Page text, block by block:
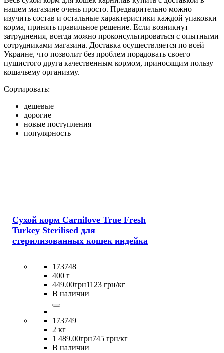
нашем магазине очень просто. Предварительно можно
изучить состав и остальные характеристики каждой упаковки
корма, принять правильное решение. Если возникнут
затруднения, всегда можно проконсультироваться с опытными
сотрудниками магазина. Доставка осуществляется по всей
Украине, что позволит без проблем порадовать своего
пушистого друга качественным кормом, приносящим пользу
кошачьему организму.
Сортировать:
дешевые
дорогие
новые поступления
популярность
Сухой корм Carnilove True Fresh
Turkey Sterilised для
стерилизованных кошек индейка
173748
400 г
449.00грн1123 грн/кг
В наличии
173749
2 кг
1 489.00грн745 грн/кг
В наличии